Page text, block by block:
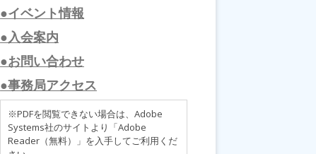
●イベント情報
●入会案内
●お問い合わせ
●事務局アクセス
※PDFを閲覧できない場合は、Adobe
Systems社のサイトより「Adobe
Reader（無料）」を入手してご利用くだ